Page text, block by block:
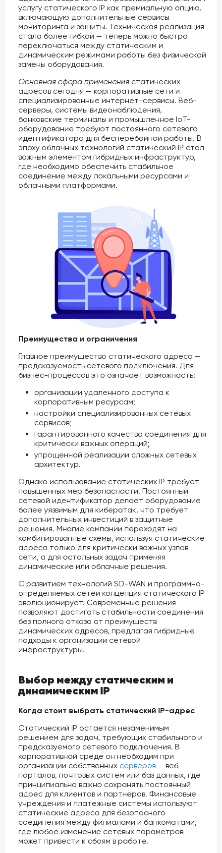
услугу статического IP как премиальную опцию,
включающую дополнительные сервисы
мониторинга и защиты. Техническая реализация
стала более гибкой — теперь можно быстро
переключаться между статическим и
динамическим режимами работы без физической
замены оборудования.
Основная сфера применения статических
адресов сегодня — корпоративные сети и
специализированные интернет-сервисы. Веб-
серверы, системы видеонаблюдения,
банковские терминалы и промышленное IoT-
оборудование требуют постоянного сетевого
идентификатора для бесперебойной работы. В
эпоху облачных технологий статический IP стал
важным элементом гибридных инфраструктур,
где необходимо обеспечить стабильное
соединение между локальными ресурсами и
облачными платформами.
Преимущества и ограничения
Главное преимущество статического адреса —
предсказуемость сетевого подключения. Для
бизнес-процессов это означает возможность:
организации удаленного доступа к
корпоративным ресурсам;
настройки специализированных сетевых
сервисов;
гарантированного качества соединения для
критически важных операций;
упрощенной реализации сложных сетевых
архитектур.
Однако использование статических IP требует
повышенных мер безопасности. Постоянный
сетевой идентификатор делает оборудование
более уязвимым для кибератак, что требует
дополнительных инвестиций в защитные
решения. Многие компании переходят на
комбинированные схемы, используя статические
адреса только для критически важных узлов
сети, а для остальных задач применяя
динамические или облачные решения.
С развитием технологий SD-WAN и программно-
определяемых сетей концепция статического IP
эволюционирует. Современные решения
позволяют достигать стабильности соединения
без полного отказа от преимуществ
динамических адресов, предлагая гибридные
подходы к организации сетевой
инфраструктуры.
Выбор между статическим и
динамическим IP
Когда стоит выбрать статический IP-адрес
Статический IP остается незаменимым
решением для задач, требующих стабильного и
предсказуемого сетевого подключения. В
корпоративной среде он необходим при
организации собственных серверов — веб-
порталов, почтовых систем или баз данных, где
принципиально важно сохранять постоянный
адрес для клиентов и партнеров. Финансовые
учреждения и платежные системы используют
статические адреса для безопасного
соединения между филиалами и банкоматами,
где любое изменение сетевых параметров
может привести к сбоям в работе.